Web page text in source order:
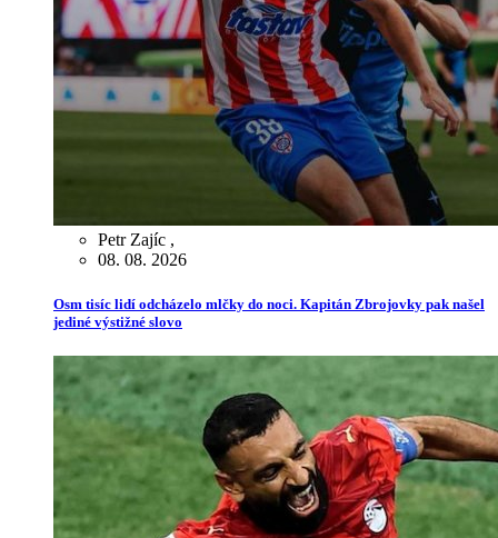
Petr Zajíc ,
08. 08. 2026
Osm tisíc lidí odcházelo mlčky do noci. Kapitán Zbrojovky pak našel
jediné výstižné slovo